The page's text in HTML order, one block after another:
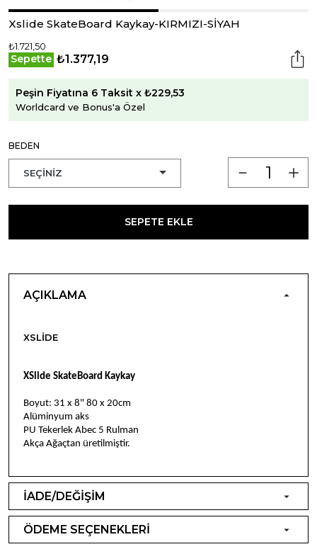
Xslide SkateBoard Kaykay-KIRMIZI-SİYAH
₺1.721,50
Sepette ₺1.377,19
Peşin Fiyatına 6 Taksit x ₺229,53
Worldcard ve Bonus'a Özel
BEDEN
SEPETE EKLE
AÇIKLAMA
XSLIDE
XSlide SkateBoard Kaykay
Boyut: 31 x 8" 80 x 20cm
Alüminyum aks
PU Tekerlek Abec 5 Rulman
Akça Ağaçtan üretilmiştir.
İADE/DEĞİŞİM
ÖDEME SEÇENEKLERİ